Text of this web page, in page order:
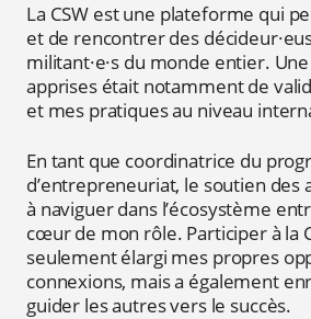
La CSW est une plateforme qui
et de rencontrer des
militant·e·s du monde entier. Une
apprises était notamment de
et mes pratiques au niveau
En tant que coordinatrice du
d’entrepreneuriat, le soutien des
à naviguer dans l’écosystème
cœur de mon rôle. Participer à la
seulement élargi mes propres
connexions, mais a également
guider les autres vers le succès.